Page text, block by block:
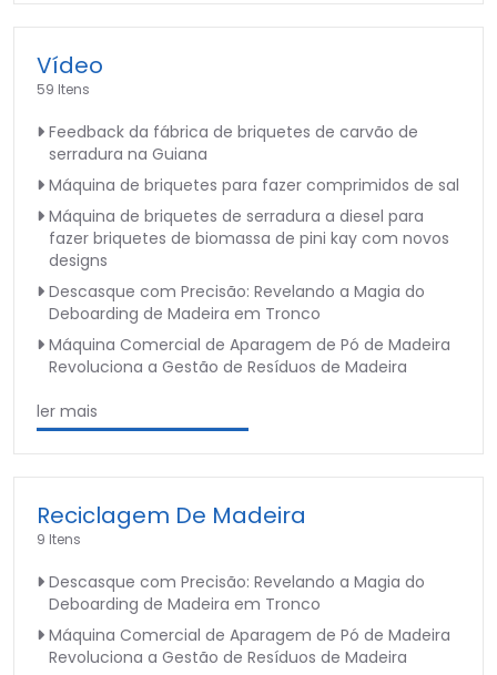
Vídeo
59 Itens
Feedback da fábrica de briquetes de carvão de
serradura na Guiana
Máquina de briquetes para fazer comprimidos de sal
Máquina de briquetes de serradura a diesel para
fazer briquetes de biomassa de pini kay com novos
designs
Descasque com Precisão: Revelando a Magia do
Deboarding de Madeira em Tronco
Máquina Comercial de Aparagem de Pó de Madeira
Revoluciona a Gestão de Resíduos de Madeira
ler mais
Reciclagem De Madeira
9 Itens
Descasque com Precisão: Revelando a Magia do
Deboarding de Madeira em Tronco
Máquina Comercial de Aparagem de Pó de Madeira
Revoluciona a Gestão de Resíduos de Madeira